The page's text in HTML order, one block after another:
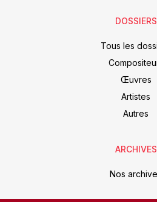
DOSSIERS
Tous les
Œuvres
Artistes
Autres
ARCHIVES
Nos